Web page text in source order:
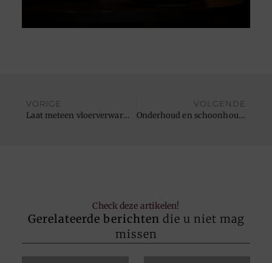
VORIGE
Laat meteen vloerverwarming aanleggen bij uw houtlook tegels
VOLGENDE
Onderhoud en schoonhouden van zwembad is belangrijk
Check deze artikelen!
Gerelateerde berichten die u niet mag
missen